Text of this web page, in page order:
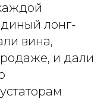
лонг-
вина,
и дали